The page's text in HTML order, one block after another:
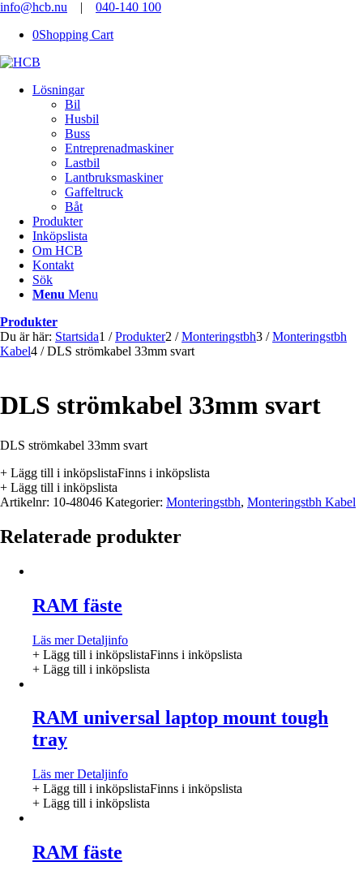
info@hcb.nu | 040-140 100
0Shopping Cart
Lösningar
Bil
Husbil
Buss
Entreprenadmaskiner
Lastbil
Lantbruksmaskiner
Gaffeltruck
Båt
Produkter
Inköpslista
Om HCB
Kontakt
Sök
Menu Menu
Produkter
Du är här: Startsida1 / Produkter2 / Monteringstbh3 / Monteringstbh
Kabel4 / DLS strömkabel 33mm svart
DLS strömkabel 33mm svart
DLS strömkabel 33mm svart
+ Lägg till i inköpslistaFinns i inköpslista
+ Lägg till i inköpslista
Artikelnr: 10-48046 Kategorier: Monteringstbh, Monteringstbh Kabel
Relaterade produkter
RAM fäste
Läs merDetaljinfo
+ Lägg till i inköpslistaFinns i inköpslista
+ Lägg till i inköpslista
RAM universal laptop mount tough
tray
Läs merDetaljinfo
+ Lägg till i inköpslistaFinns i inköpslista
+ Lägg till i inköpslista
RAM fäste